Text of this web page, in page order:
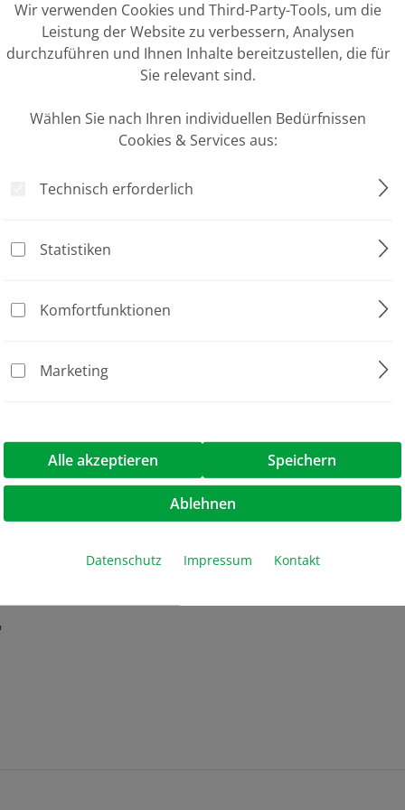
Einzelgefäße
Jubiläumsaktion
Wir verwenden Cookies und Third-Party-Tools, um die
Leistung der Website zu verbessern, Analysen
durchzuführen und Ihnen Inhalte bereitzustellen, die für
Sie relevant sind.
Wählen Sie nach Ihren individuellen Bedürfnissen
Cookies & Services aus:
Technisch erforderlich
Statistiken
Komfortfunktionen
Marketing
Alle akzeptieren Speichern
Ablehnen
Datenschutz Impressum Kontakt